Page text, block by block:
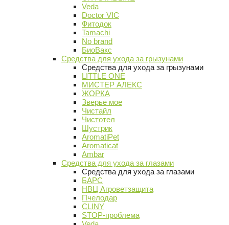
Veda
Doctor VIC
Фитодок
Tamachi
No brand
БиоВакс
Средства для ухода за грызунами
Средства для ухода за грызунами
LITTLE ONE
МИСТЕР АЛЕКС
ЖОРКА
Зверье мое
Чистайл
Чистотел
Шустрик
AromatiPet
Aromaticat
Ambar
Средства для ухода за глазами
Средства для ухода за глазами
БАРС
НВЦ Агроветзащита
Пчелодар
CLINY
STOP-проблема